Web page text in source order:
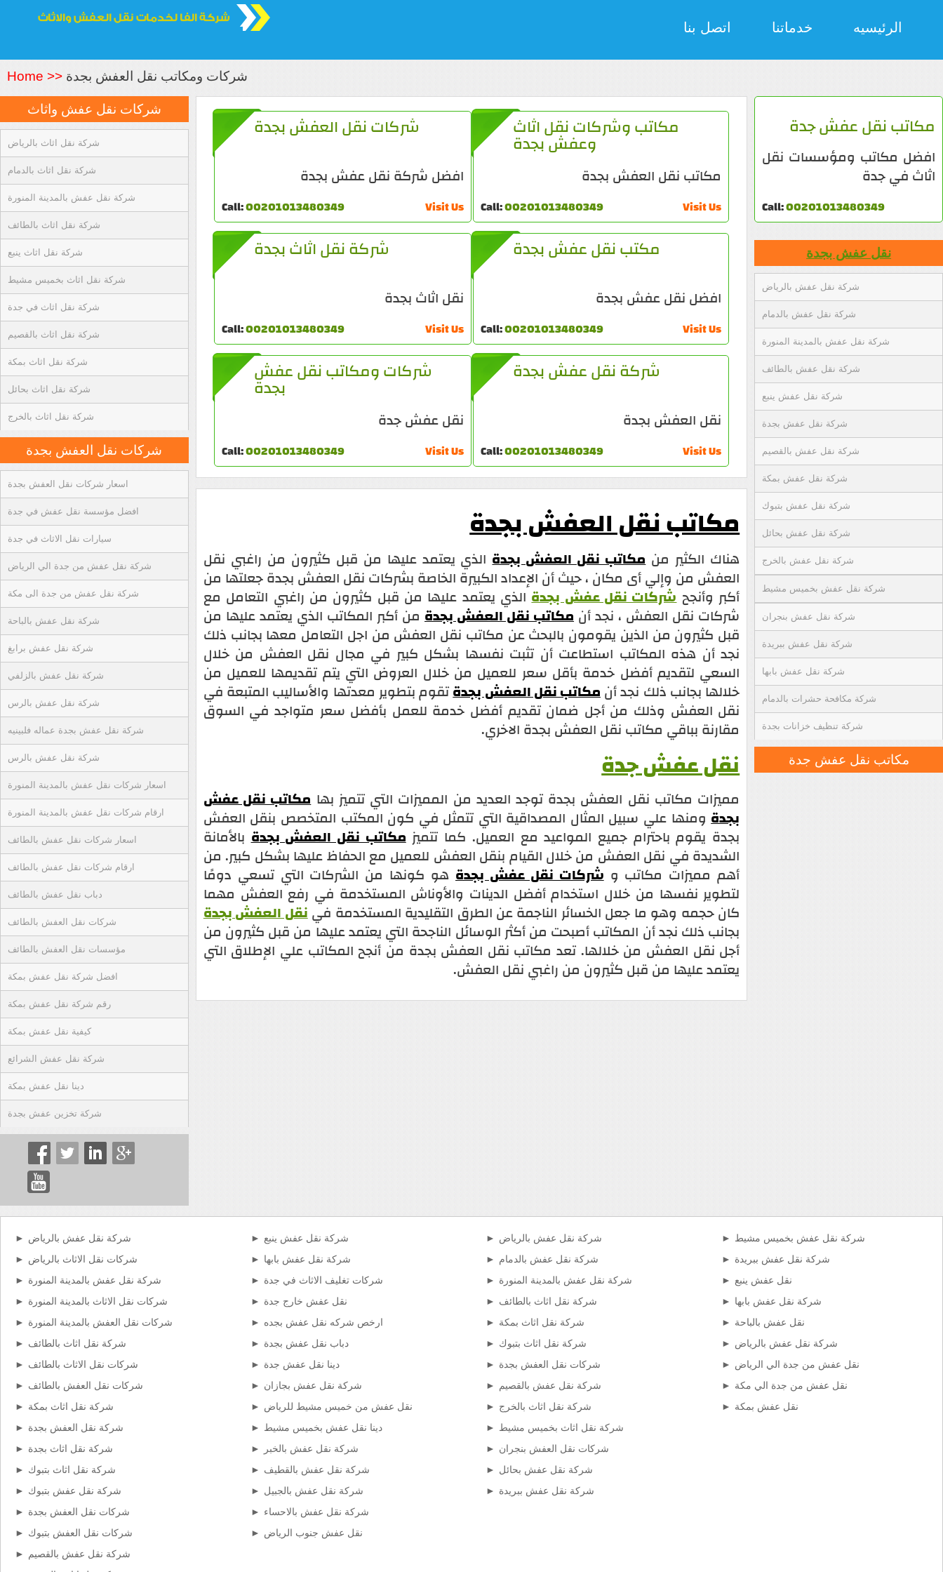
الرئيسيه خدماتنا اتصل بنا
Home >> شركات ومكاتب نقل العفش بجدة
مكاتب نقل عفش جدة
افضل مكاتب ومؤسسات نقل
اثاث في جدة
Call:00201013480349
نقل عفش بجدة
شركة نقل عفش بالرياض
شركة نقل عفش بالدمام
شركة نقل عفش بالمدينة المنورة
شركة نقل عفش بالطائف
شركة نقل عفش ينبع
شركة نقل عفش بجدة
شركة نقل عفش بالقصيم
شركة نقل عفش بمكة
شركة نقل عفش بتبوك
شركة نقل عفش بحائل
شركة نقل عفش بالخرج
شركة نقل عفش بخميس مشيط
شركة نقل عفش بنجران
شركة نقل عفش ببريدة
شركة نقل عفش بابها
شركة مكافحة حشرات بالدمام
شركة تنظيف خزانات بجدة
مكاتب نقل عفش جدة
مكاتب وشركات نقل اثاث
وعفش بجدة
مكاتب نقل العفش بجدة
Call:00201013480349 Visit Us
شركات نقل العفش بجدة
افضل شركة نقل عفش بجدة
Call:00201013480349 Visit Us
مكتب نقل عفش بجدة
افضل نقل عفش بجدة
Call:00201013480349 Visit Us
شركة نقل اثاث بجدة
نقل اثاث بجدة
Call:00201013480349 Visit Us
شركة نقل عفش بجدة
نقل العفش بجدة
Call:00201013480349 Visit Us
شركات ومكاتب نقل عفش
بجدة
نقل عفش جدة
Call:00201013480349 Visit Us
مكاتب نقل العفش بجدة
هناك الكثير منمكاتب نقل العفش بجدةالذي يعتمد عليها من قبل كثيرون من راغبي نقل
العفش من وإلي أى مكان ، حيث أن الإعداد الكبيرة الخاصة بشركات نقل العفش بجدة جعلتها من
أكبر وأنجحشركات نقل عفش بجدةالذي يعتمد عليها من قبل كثيرون من راغبي التعامل مع
شركات نقل العفش ، نجد أن مكاتب نقل العفش بجدة من أكبر المكاتب الذي يعتمد عليها من
قبل كثيرون من الذين يقومون بالبحث عن مكاتب نقل العفش من اجل التعامل معها بجانب ذلك
نجد أن هذه المكاتب استطاعت أن تثبت نفسها بشكل كبير في مجال نقل العفش من خلال
السعي لتقديم أفضل خدمة بأقل سعر للعميل من خلال العروض التي يتم تقديمها للعميل من
خلالها بجانب ذلك نجد أنمكاتب نقل العفش بجدةتقوم بتطوير معدتها والأساليب المتبعة في
نقل العفش وذلك من أجل ضمان تقديم أفضل خدمة للعمل بأفضل سعر متواجد في السوق
مقارنة بباقي مكاتب نقل العفش بجدة الاخري.
نقل عفش جدة
مميزات مكاتب نقل العفش بجدة توجد العديد من المميزات التي تتميز بهامكاتب نقل عفش
بجدةومنها علي سبيل المثال المصداقية التي تتمثل في كون المكتب المتخصص بنقل العفش
بجدة يقوم باحترام جميع المواعيد مع العميل. كما تتميزمكاتب نقل العفش بجدةبالأمانة
الشديدة في نقل العفش من خلال القيام بنقل العفش للعميل مع الحفاظ عليها بشكل كبير. من
أهم مميزات مكاتب وشركات نقل عفش بجدةهو كونها من الشركات التي تسعي دومًا
لتطوير نفسها من خلال استخدام أفضل الدينات والأوناش المستخدمة في رفع العفش مهما
كان حجمه وهو ما جعل الخسائر الناجمة عن الطرق التقليدية المستخدمة فينقل العفش بجدة
بجانب ذلك نجد أن المكاتب أصبحت من أكثر الوسائل الناجحة التي يعتمد عليها من قبل كثيرون من
أجل نقل العفش من خلالها. تعد مكاتب نقل العفش بجدة من أنجح المكاتب علي الإطلاق التي
يعتمد عليها من قبل كثيرون من راغبي نقل العفش.
شركات نقل عفش واثاث
شركة نقل اثاث بالرياض
شركة نقل اثاث بالدمام
شركة نقل عفش بالمدينة المنورة
شركة نقل اثاث بالطائف
شركة نقل اثاث ينبع
شركة نقل اثاث بخميس مشيط
شركة نقل اثاث في جدة
شركة نقل اثاث بالقصيم
شركة نقل اثاث بمكة
شركة نقل اثاث بحائل
شركة نقل اثاث بالخرج
شركات نقل العفش بجدة
اسعار شركات نقل العفش بجدة
افضل مؤسسة نقل عفش في جدة
سيارات نقل الاثاث في جدة
شركة نقل عفش من جدة الي الرياض
شركة نقل عفش من جدة الى مكة
شركة نقل عفش بالباحة
شركة نقل عفش برابغ
شركة نقل عفش بالزلفي
شركة نقل عفش بالرس
شركة نقل عفش بجدة عماله فلبينيه
شركة نقل عفش بالرس
اسعار شركات نقل عفش بالمدينة المنورة
ارقام شركات نقل عفش بالمدينة المنورة
اسعار شركات نقل عفش بالطائف
ارقام شركات نقل عفش بالطائف
دباب نقل عفش بالطائف
شركات نقل العفش بالطائف
مؤسسات نقل العفش بالطائف
افضل شركة نقل عفش بمكة
رقم شركة نقل عفش بمكة
كيفية نقل عفش بمكة
شركة نقل عفش الشرائع
دينا نقل عفش بمكة
شركة تخزين عفش بجدة
شركة نقل عفش بالرياض
شركات نقل الاثاث بالرياض
شركة نقل عفش بالمدينة المنورة
شركات نقل الاثاث بالمدينة المنورة
شركات نقل العفش بالمدينة المنورة
شركة نقل اثاث بالطائف
شركات نقل الاثاث بالطائف
شركات نقل العفش بالطائف
شركة نقل اثاث بمكة
شركة نقل العفش بجدة
شركة نقل اثاث بجدة
شركة نقل اثاث بتبوك
شركة نقل عفش بتبوك
شركات نقل العفش بجدة
شركات نقل العفش بتبوك
شركة نقل عفش بالقصيم
شركة نقل عفش ينبع
شركة نقل عفش بابها
شركات تغليف الاثاث في جدة
نقل عفش خارج جدة
ارخص شركه نقل عفش بجده
دباب نقل عفش بجدة
دينا نقل عفش جدة
شركة نقل عفش بجازان
نقل عفش من خميس مشيط للرياض
دينا نقل عفش بخميس مشيط
شركة نقل عفش بالخبر
شركة نقل عفش بالقطيف
شركة نقل عفش بالجبيل
شركة نقل عفش بالاحساء
نقل عفش جنوب الرياض
شركة نقل عفش بالرياض
شركة نقل عفش بالدمام
شركة نقل عفش بالمدينة المنورة
شركة نقل اثاث بالطائف
شركة نقل اثاث بمكة
شركة نقل اثاث بتبوك
شركات نقل العفش بجدة
شركة نقل عفش بالقصيم
شركة نقل اثاث بالخرج
شركة نقل اثاث بخميس مشيط
شركات نقل العفش بنجران
شركة نقل عفش بحائل
شركة نقل عفش ببريدة
شركة نقل عفش بخميس مشيط
شركة نقل عفش ببريدة
نقل عفش ينبع
شركة نقل عفش بابها
نقل عفش بالباحة
شركة نقل عفش بالرياض
نقل عفش من جدة الي الرياض
نقل عفش من جدة الي مكة
نقل عفش بمكة